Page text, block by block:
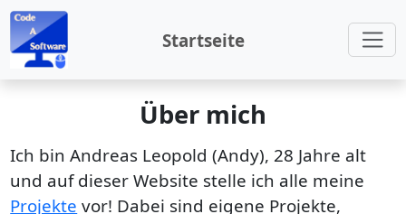
Startseite
Über mich
Ich bin Andreas Leopold (Andy), 28 Jahre alt
und auf dieser Website stelle ich alle meine
Projekte vor! Dabei sind eigene Projekte,